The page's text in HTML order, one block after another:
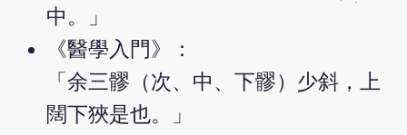
中。」
《醫學入門》：
「余三髎（次、中、下髎）少斜，上
闊下狹是也。」